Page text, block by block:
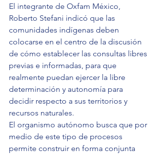
El integrante de Oxfam México,
Roberto Stefani indicó que las
comunidades indígenas deben
colocarse en el centro de la discusión
de cómo establecer las consultas libres
previas e informadas, para que
realmente puedan ejercer la libre
determinación y autonomía para
decidir respecto a sus territorios y
recursos naturales.
El organismo autónomo busca que por
medio de este tipo de procesos
permite construir en forma conjunta